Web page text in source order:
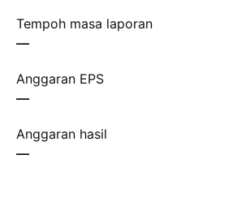
Tempoh masa laporan
—
Anggaran EPS
—
Anggaran hasil
—